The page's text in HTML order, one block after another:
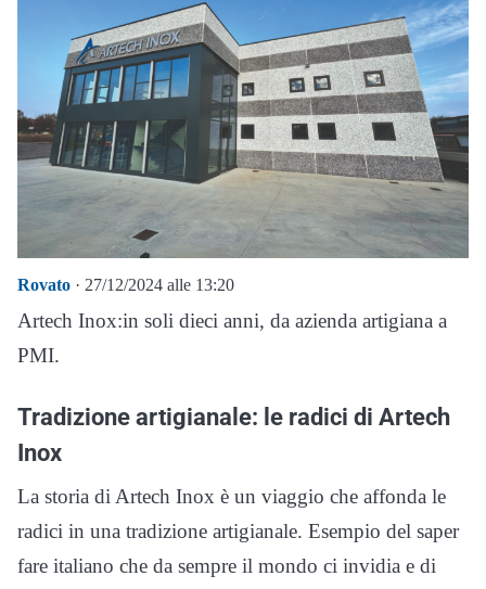
Rovato · 27/12/2024 alle 13:20
Artech Inox:in soli dieci anni, da azienda artigiana a
PMI.
Tradizione artigianale: le radici di Artech
Inox
La storia di Artech Inox è un viaggio che affonda le
radici in una tradizione artigianale. Esempio del saper
fare italiano che da sempre il mondo ci invidia e di